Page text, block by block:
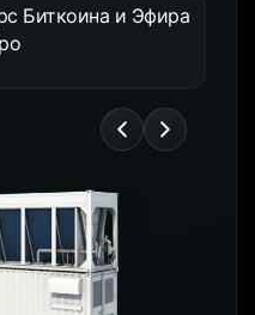
Биткоина и Эфира